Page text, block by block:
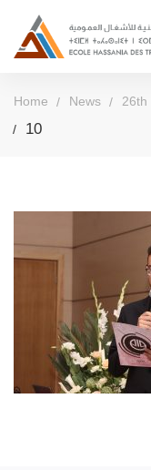
Home News 26th
10